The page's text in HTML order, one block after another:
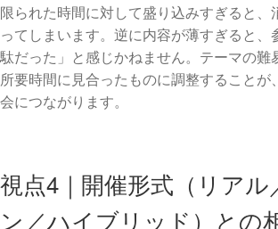
限られた時間に対して盛り込みすぎると、
ってしまいます。逆に内容が薄すぎると、
駄だった」と感じかねません。テーマの難
所要時間に見合ったものに調整することが
会につながります。
視点4｜開催形式（リアル
ン／ハイブリッド）との